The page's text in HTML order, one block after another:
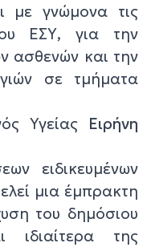
με γνώμονα τις
ΕΣΥ, για την
ασθενών και την
σε τμήματα
Υγείας Ειρήνη
ειδικευμένων
μια έμπρακτη
του δημόσιου
ιδιαίτερα της